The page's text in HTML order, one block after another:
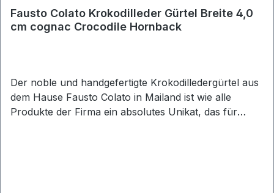
Fausto Colato Krokodilleder Gürtel Breite 4,0
cm cognac Crocodile Hornback
Der noble und handgefertigte Krokodilledergürtel aus
dem Hause Fausto Colato in Mailand ist wie alle
Produkte der Firma ein absolutes Unikat, das für